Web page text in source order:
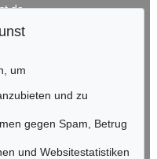
038
595
um
und zu
gegen Spam, Betrug
und Websitestatistiken